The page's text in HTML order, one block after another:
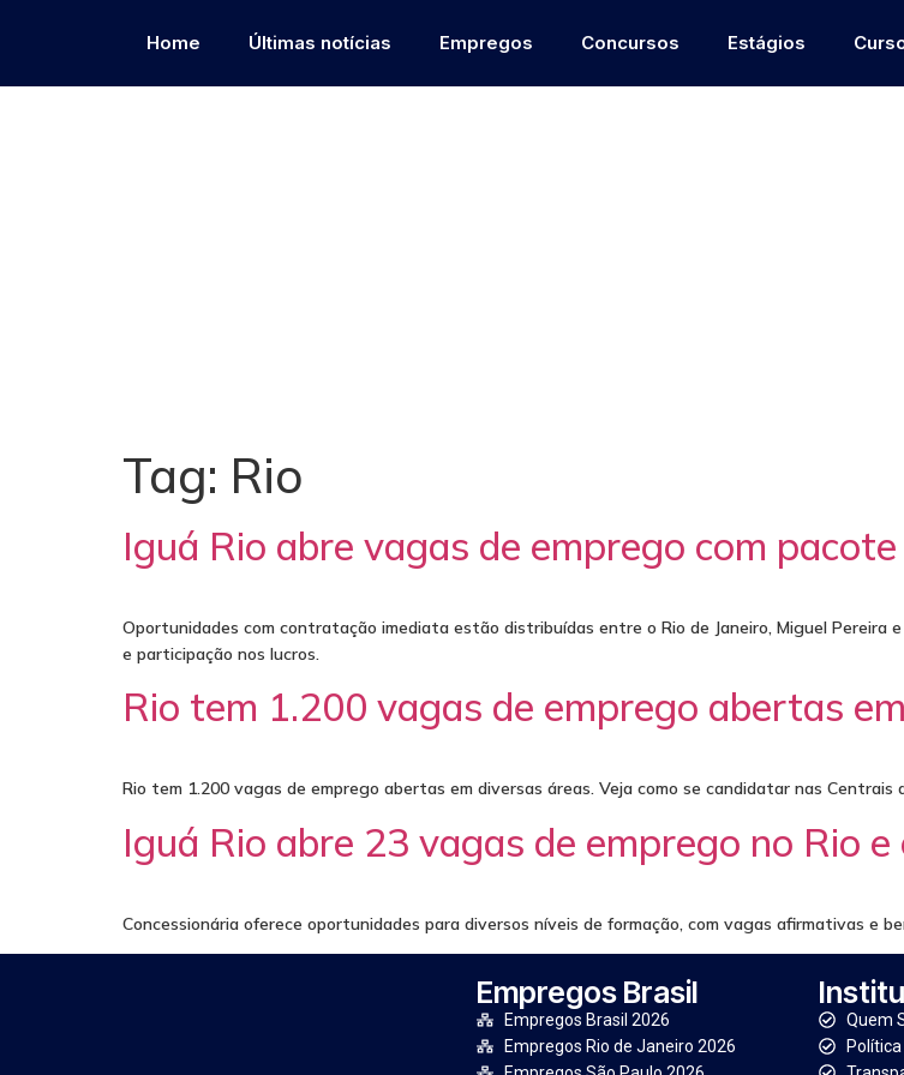
Home Últimas notícias Empregos Concursos Estágios
Tag: Rio
Iguá Rio abre vagas de emprego com
Oportunidades com contratação imediata estão distribuídas entre o Rio de Janeiro, Miguel Pereira
e participação nos lucros.
Rio tem 1.200 vagas de emprego abertas
Rio tem 1.200 vagas de emprego abertas em diversas áreas. Veja como se candidatar nas Centrais
Iguá Rio abre 23 vagas de emprego no Rio
Concessionária oferece oportunidades para diversos níveis de formação, com vagas afirmativas e
Empregos Brasil
Empregos Brasil 2026
Empregos Rio de Janeiro 2026
Quem